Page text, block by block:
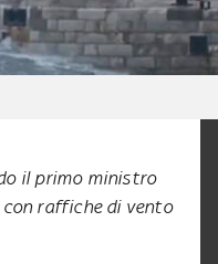
il primo ministro
raffiche di vento